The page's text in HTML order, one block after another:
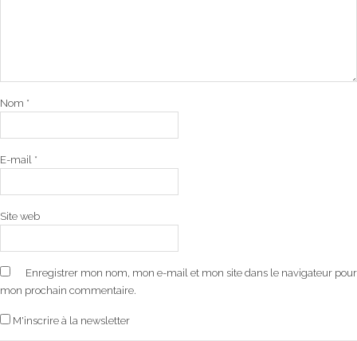
Nom *
E-mail *
Site web
Enregistrer mon nom, mon e-mail et mon site dans le navigateur pour
mon prochain commentaire.
M'inscrire à la newsletter